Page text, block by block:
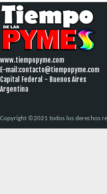
www.tiempopyme.com
E-mail:contacto@tiempopyme.com
Capital Federal - Buenos Aires
Argentina
Copyright ©2021 todos los derechos